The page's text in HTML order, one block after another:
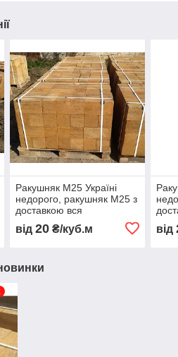
Ракушняк М25 Україні
недорого, ракушняк М25 з
доставкою вся
Україна,камінь ракушняк
М25 виробник
від 20₴/куб.м
М25
від